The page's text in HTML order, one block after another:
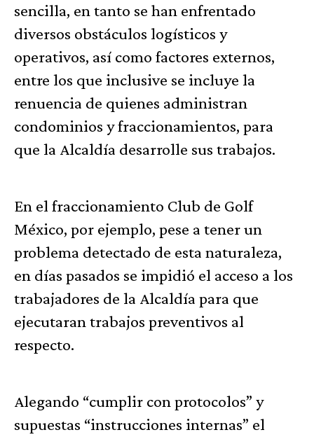
sencilla, en tanto se han enfrentado
diversos obstáculos logísticos y
operativos, así como factores externos,
entre los que inclusive se incluye la
renuencia de quienes administran
condominios y fraccionamientos, para
que la Alcaldía desarrolle sus trabajos.
En el fraccionamiento Club de Golf
México, por ejemplo, pese a tener un
problema detectado de esta naturaleza,
en días pasados se impidió el acceso a los
trabajadores de la Alcaldía para que
ejecutaran trabajos preventivos al
respecto.
Alegando “cumplir con protocolos” y
supuestas “instrucciones internas” el